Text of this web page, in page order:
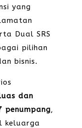
yang
Dual SRS
pilihan
bisnis.
dan
penumpang,
keluarga